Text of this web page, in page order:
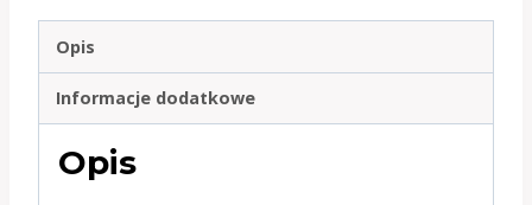
Opis
Informacje dodatkowe
Opis